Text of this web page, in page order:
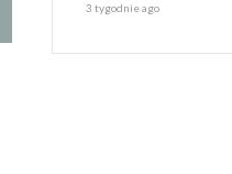
3 tygodnie ago